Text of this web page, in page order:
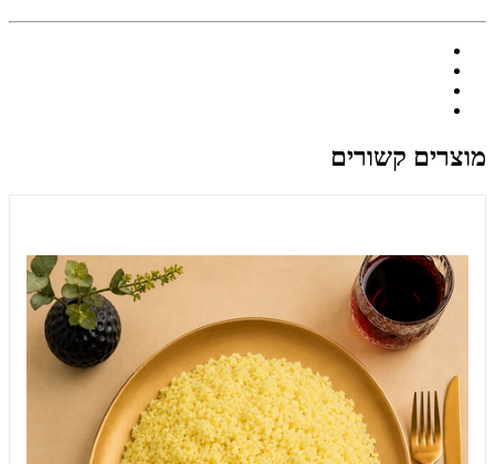
מוצרים קשורים